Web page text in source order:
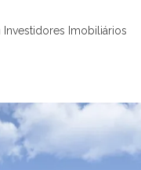
Investidores Imobiliários